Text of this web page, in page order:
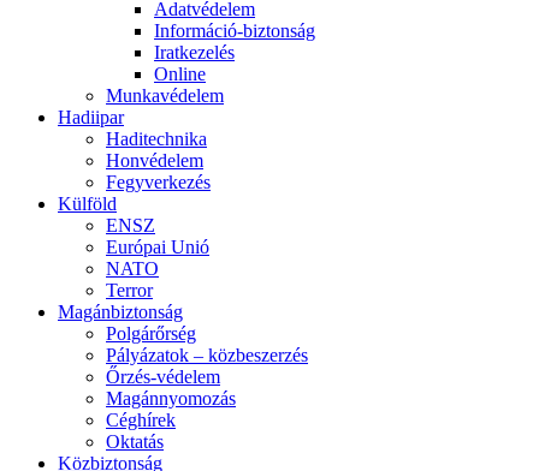
Adatvédelem
Információ-biztonság
Iratkezelés
Online
Munkavédelem
Hadiipar
Haditechnika
Honvédelem
Fegyverkezés
Külföld
ENSZ
Európai Unió
NATO
Terror
Magánbiztonság
Polgárőrség
Pályázatok – közbeszerzés
Őrzés-védelem
Magánnyomozás
Céghírek
Oktatás
Közbiztonság